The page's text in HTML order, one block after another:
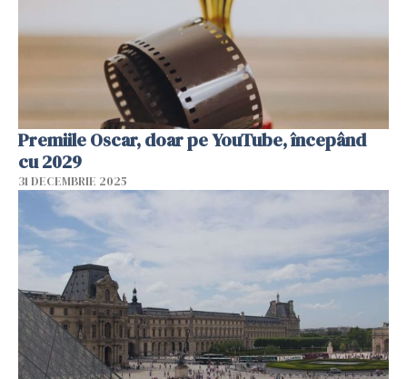
Premiile Oscar, doar pe YouTube, începând
cu 2029
31 DECEMBRIE 2025